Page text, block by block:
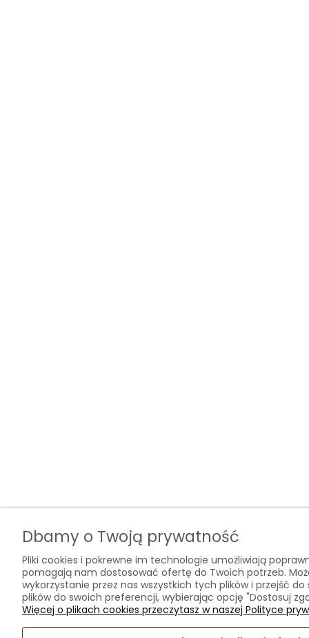
Dbamy o Twoją prywatność
Pliki cookies i pokrewne im technologie umożliwiają
pomagają nam dostosować ofertę do Twoich potrzeb.
wykorzystanie przez nas wszystkich tych plików i przejść
plików do swoich preferencji, wybierając opcję "Dostosuj
Więcej o plikach cookies przeczytasz w naszej Polityce